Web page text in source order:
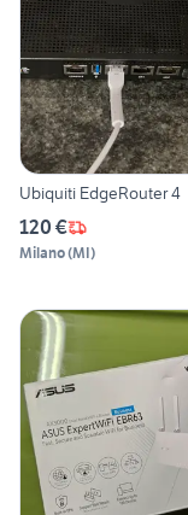
Ubiquiti EdgeRouter 4
120 €
Milano(MI)